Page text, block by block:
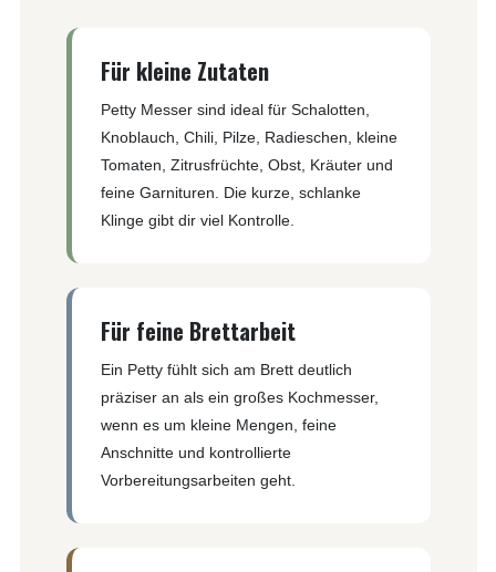
Für kleine Zutaten
Petty Messer sind ideal für Schalotten,
Knoblauch, Chili, Pilze, Radieschen, kleine
Tomaten, Zitrusfrüchte, Obst, Kräuter und
feine Garnituren. Die kurze, schlanke
Klinge gibt dir viel Kontrolle.
Für feine Brettarbeit
Ein Petty fühlt sich am Brett deutlich
präziser an als ein großes Kochmesser,
wenn es um kleine Mengen, feine
Anschnitte und kontrollierte
Vorbereitungsarbeiten geht.